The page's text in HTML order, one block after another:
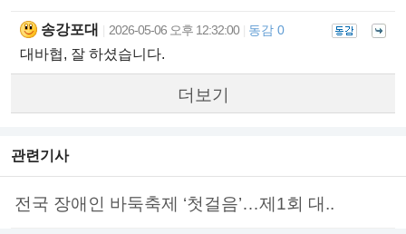
송강포대 2026-05-06 오후 12:32:00 동감 0
대바협, 잘 하셨습니다.
더보기
관련기사
전국 장애인 바둑축제 ‘첫걸음’…제1회 대..